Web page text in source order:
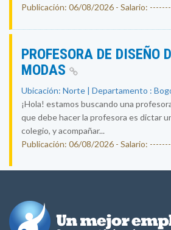
Publicación: 06/08/2026 - Salario:
PROFESORA DE DISEÑO
MODAS
Ubicación: Norte | Departamento :
¡Hola! estamos buscando una
que debe hacer la profesora es dictar
colegio, y acompañar...
Publicación: 06/08/2026 - Salario: